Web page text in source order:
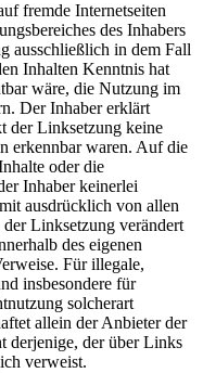
fremde Internetseiten
des Inhabers
ausschließlich in dem Fall
Inhalten Kenntnis hat
wäre, die Nutzung im
Der Inhaber erklärt
der Linksetzung keine
erkennbar waren. Auf die
oder die
Inhaber keinerlei
ausdrücklich von allen
Linksetzung verändert
des eigenen
Für illegale,
insbesondere für
solcherart
allein der Anbieter der
derjenige, der über Links
verweist.